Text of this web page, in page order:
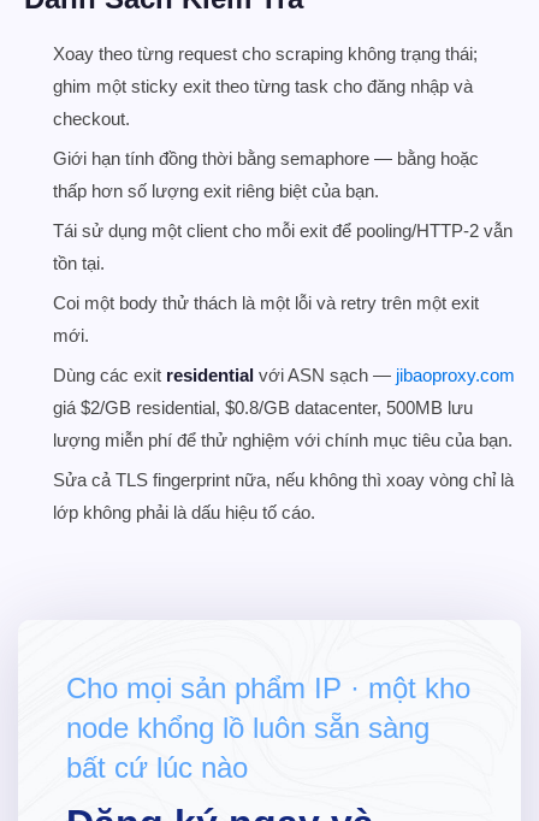
Xoay theo từng request cho scraping không trạng thái;
ghim một sticky exit theo từng task cho đăng nhập và
checkout.
Giới hạn tính đồng thời bằng semaphore — bằng hoặc
thấp hơn số lượng exit riêng biệt của bạn.
Tái sử dụng một client cho mỗi exit để pooling/HTTP-2 vẫn
tồn tại.
Coi một body thử thách là một lỗi và retry trên một exit
mới.
Dùng các exit residential với ASN sạch — jibaoproxy.com
giá $2/GB residential, $0.8/GB datacenter, 500MB lưu
lượng miễn phí để thử nghiệm với chính mục tiêu của bạn.
Sửa cả TLS fingerprint nữa, nếu không thì xoay vòng chỉ là
lớp không phải là dấu hiệu tố cáo.
Cho mọi sản phẩm IP · một kho
node khổng lồ luôn sẵn sàng
bất cứ lúc nào